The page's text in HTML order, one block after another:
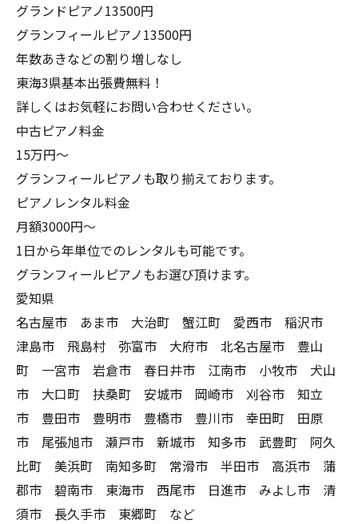
グランドピアノ13500円
グランフィールピアノ13500円
年数あきなどの割り増しなし
東海3県基本出張費無料！
詳しくはお気軽にお問い合わせください。
中古ピアノ料金
15万円〜
グランフィールピアノも取り揃えております。
ピアノレンタル料金
月額3000円〜
1日から年単位でのレンタルも可能です。
グランフィールピアノもお選び頂けます。
愛知県
名古屋市 あま市 大治町 蟹江町 愛西市 稲沢市
津島市 飛島村 弥富市 大府市 北名古屋市 豊山
町 一宮市 岩倉市 春日井市 江南市 小牧市 犬山
市 大口町 扶桑町 安城市 岡崎市 刈谷市 知立
市 豊田市 豊明市 豊橋市 豊川市 幸田町 田原
市 尾張旭市 瀬戸市 新城市 知多市 武豊町 阿久
比町 美浜町 南知多町 常滑市 半田市 高浜市 蒲
郡市 碧南市 東海市 西尾市 日進市 みよし市 清
須市 長久手市 東郷町 など